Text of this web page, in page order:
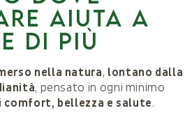
AIUTA A
DI PIÙ
nella natura, lontano dalla
, pensato in ogni minimo
comfort, bellezza e salute.